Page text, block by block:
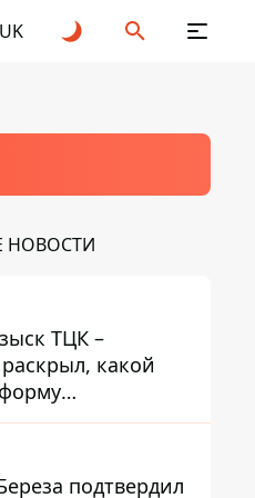
UK
НОВОСТИ
ТЦК –
какой
​​подтвердил